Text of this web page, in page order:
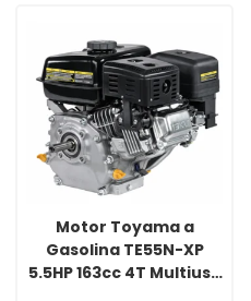
Motor Toyama a
Gasolina TE55N-XP
5.5HP 163cc 4T Multiuso